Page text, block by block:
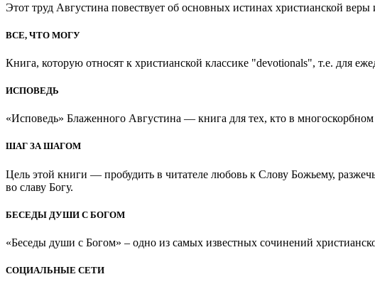
Этот труд Августина повествует об основных истинах христианской веры
ВСЕ, ЧТО МОГУ
Книга, которую относят к христианской классике "devotionals", т.е. для
ИСПОВЕДЬ
«Исповедь» Блаженного Августина — книга для тех, кто в
ШАГ ЗА ШАГОМ
Цель этой книги — пробудить в читателе любовь к Слову Божьему,
во славу Богу.
БЕСЕДЫ ДУШИ С БОГОМ
«Беседы души с Богом» – одно из самых известных сочинений
СОЦИАЛЬНЫЕ СЕТИ